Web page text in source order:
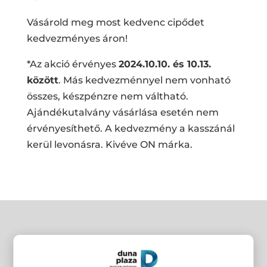
Vásárold meg most kedvenc cipődet
kedvezményes áron!
*Az akció érvényes 2024.10.10. és 10.13.
között. Más kedvezménnyel nem vonható
összes, készpénzre nem váltható.
Ajándékutalvány vásárlása esetén nem
érvényesíthető. A kedvezmény a kasszánál
kerül levonásra. Kivéve ON márka.